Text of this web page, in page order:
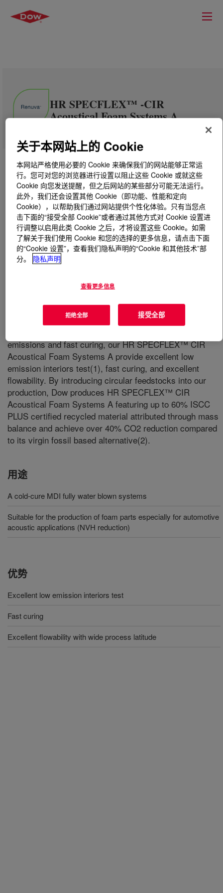
HR SPECFLEX™ -CIR
Acoustical Foam Systems A
什么是HR SPECFLEX™ -CIR Acoustical Foam
Systems A?
emissions and fast curing, our HR SPECFLEX™ CIR
Acoustical Foam Systems A provide excellent low
emission interiors test(1), fast curing, and excellent
flowability. By introducing circular feedstocks into our
production, Dow produces HR SPECFLEX™ CIR
Acoustical Foam Systems A featuring up to 60% ISCC
PLUS certified recycled material attributed through mass
balance and achieve over 40% CO2 reduction compared
to its virgin fossil based alternative(2).
用途
A cold-cure MDI fully water blown systems
Suitable for the production of foam parts especially for automotive
acoustic applications (NVH reduction)
优势
Excellent low emission interiors test
Fast curing
Excellent flowability with wide process latitude
关于本网站上的 Cookie
本网站严格使用必要的 Cookie 来确保我们的网站能够正常运
行。您可对您的浏览器进行设置以阻止这些 Cookie 或就这些
Cookie 向您发送提醒，但之后网站的某些部分可能无法运行。
此外，我们还会设置其他 Cookie（即功能、性能和定向
Cookie），以帮助我们通过网站提供个性化体验。只有当您点
击下面的“接受全部 Cookie”或者通过其他方式对 Cookie 设置进
行调整以启用此类 Cookie 之后，才将设置这些 Cookie。如需
了解关于我们使用 Cookie 和您的选择的更多信息，请点击下面
的“Cookie 设置”，查看我们隐私声明的“Cookie 和其他技术”部
分。
隐私声明
查看更多信息
拒绝全部 接受全部